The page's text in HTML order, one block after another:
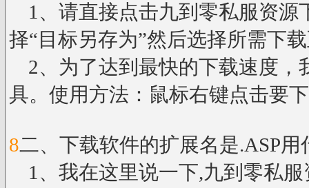
1、请直接点击九到零私服资源
择“目标另存为”然后选择所需下
2、为了达到最快的下载速度，
具。使用方法：鼠标右键点击要
8二、下载软件的扩展名是.ASP用
1、我在这里说一下,九到零私